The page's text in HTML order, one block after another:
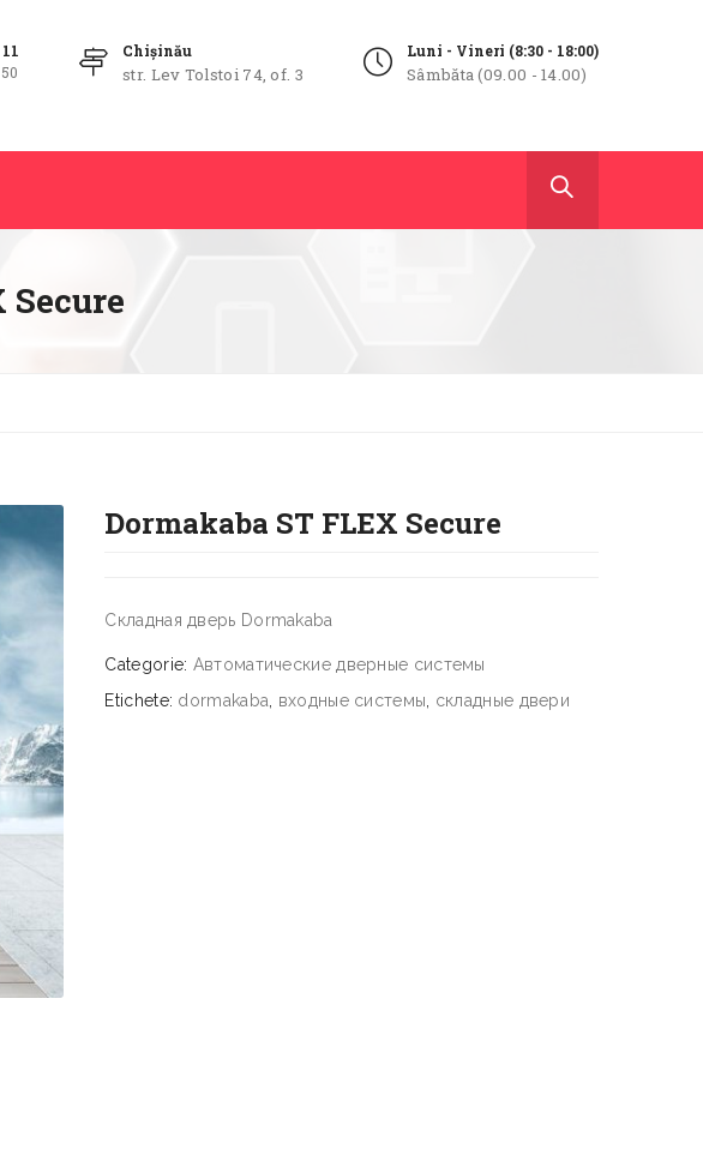
Chișinău
str. Lev Tolstoi 74, of. 3
Luni - Vineri (8:30 - 18:00)
Sâmbăta (09.00 - 14.00)
Secure
Dormakaba ST FLEX Secure
Складная дверь Dormakaba
Categorie: Автоматические дверные системы
Etichete: dormakaba входные системы складные двери